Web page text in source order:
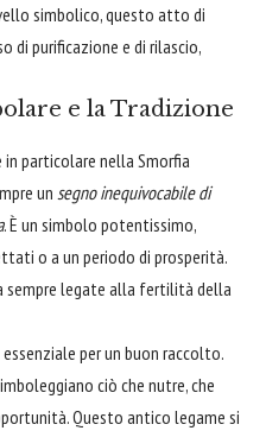
simbolico, questo atto di
di purificazione e di rilascio,
e la Tradizione
particolare nella Smorfia
un segno inequivocabile di
. È un simbolo potentissimo,
o a un periodo di prosperità.
sempre legate alla fertilità della
per un buon raccolto.
ciò che nutre, che
Questo antico legame si